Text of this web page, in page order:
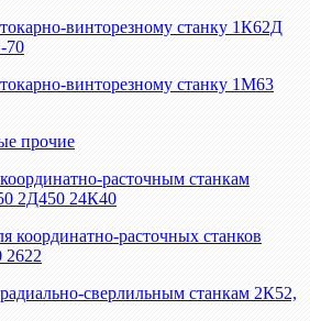
винторезному станку 1К62Д
70
винторезному станку 1М63
прочие
расточным станкам
2Д450 24К40
координатно-расточных станков
2622
сверлильным станкам 2К52,